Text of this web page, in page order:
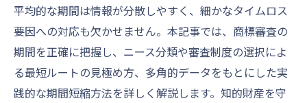
平均的な期間は情報が分散しやすく、細かなタイムロス
要因への対応も欠かせません。本記事では、商標審査の
期間を正確に把握し、ニース分類や審査制度の選択によ
る最短ルートの見極め方、多角的データをもとにした実
践的な期間短縮方法を詳しく解説します。知的財産を守